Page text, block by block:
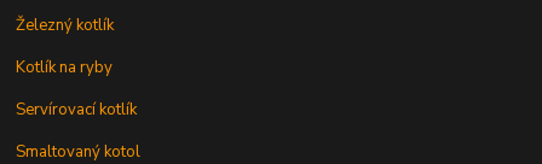
Železný kotlík
Kotlík na ryby
Servírovací kotlík
Smaltovaný kotol